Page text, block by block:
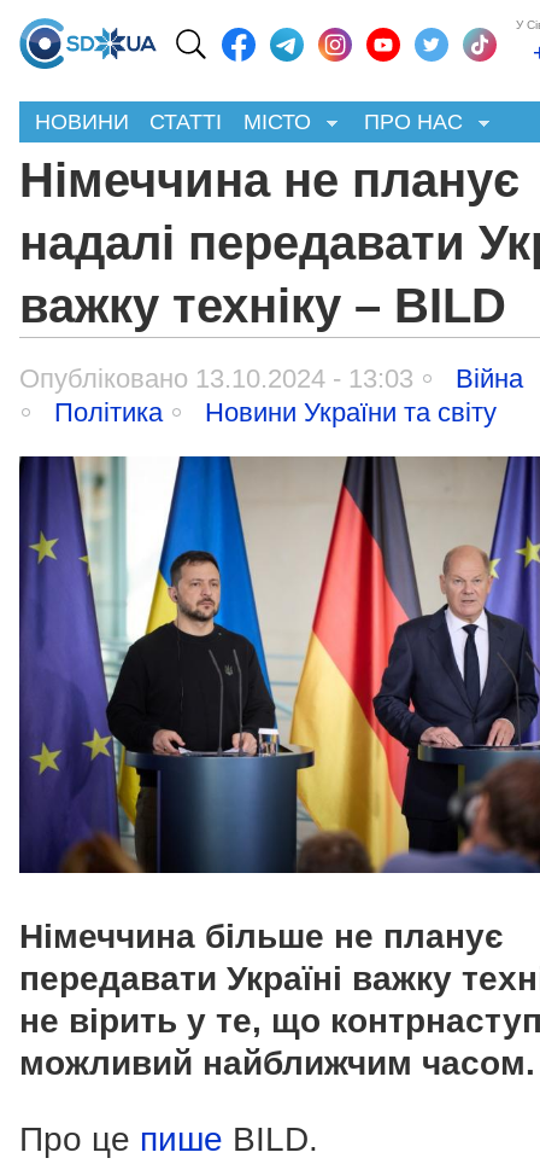
У
НОВИНИ СТАТТІ МІСТО ПРО НАС
Німеччина не планує
надалі передавати
важку техніку – BILD
Опубліковано 13.10.2024 - 13:03
Війна
Політика
Новини України та світу
Німеччина більше не планує
передавати Україні важку
не вірить у те, що
можливий найближчим часом.
Про це пише BILD.